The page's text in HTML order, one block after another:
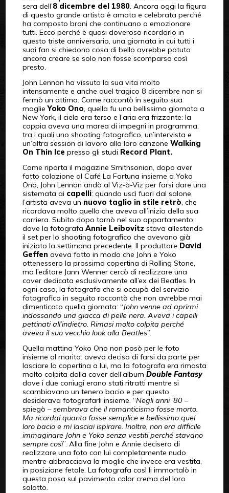
sera dell’8 dicembre del 1980. Ancora oggi la figura
di questo grande artista è amata e celebrata perché
ha composto brani che continuano a emozionare
tutti. Ecco perché è quasi doveroso ricordarlo in
questo triste anniversario, una giornata in cui tutti i
suoi fan si chiedono cosa di bello avrebbe potuto
ancora creare se solo non fosse scomparso così
presto.
John Lennon ha vissuto la sua vita molto
intensamente e anche quel tragico 8 dicembre non si
fermò un attimo. Come raccontò in seguito sua
moglieYoko Ono, quella fu una bellissima giornata a
New York, il cielo era terso e l’aria era frizzante: la
coppia aveva una marea di impegni in programma,
tra i quali uno shooting fotografico, un’intervista e
un’altra session di lavoro alla loro canzone Walking
On Thin Ice presso gli studi Record Plant.
Come riporta il magazine Smithsonian, dopo aver
fatto colazione al Café La Fortuna insieme a Yoko
Ono, John Lennon andò al Viz-à-Viz per farsi dare una
sistemata ai capelli: quando uscì fuori dal salone,
l’artista aveva un nuovo taglio in stile retrò, che
ricordava molto quello che aveva all’inizio della sua
carriera. Subito dopo tornò nel suo appartamento,
dove la fotografa Annie Leibovitzstava allestendo
il set per lo shooting fotografico che avevano già
iniziato la settimana precedente. Il produttore David
Geffen aveva fatto in modo che John e Yoko
ottenessero la prossima copertina di Rolling Stone,
ma l’editore Jann Wenner cercò di realizzare una
cover dedicata esclusivamente all’ex dei Beatles. In
ogni caso, la fotografa che si occupò del servizio
fotografico in seguito raccontò che non avrebbe mai
dimenticato quella giornata: “John venne ad aprirmi
indossando una giacca di pelle nera. Aveva i capelli
pettinati all’indietro. Rimasi molto colpita perché
aveva il suo vecchio look alla Beatles”.
Quella mattina Yoko Ono non posò per le foto
insieme al marito: aveva deciso di farsi da parte per
lasciare la copertina a lui, ma la fotografa era rimasta
molto colpita dalla cover dell’album Double Fantasy
dove i due coniugi erano stati ritratti mentre si
scambiavano un tenero bacio e per questo
desiderava fotografarli insieme. “Negli anni ’80–
spiegò –sembrava che il romanticismo fosse morto.
Ma ricordai quanto fosse semplice e bellissimo quel
loro bacio e mi lasciai ispirare. Inoltre, non era difficile
immaginare John e Yoko senza vestiti perché stavano
sempre così”. Alla fine John e Annie decisero di
realizzare una foto con lui completamente nudo
mentre abbracciava la moglie che invece era vestita,
in posizione fetale. La fotografa così li immortalò in
questa posa sul pavimento color crema del loro
salotto.